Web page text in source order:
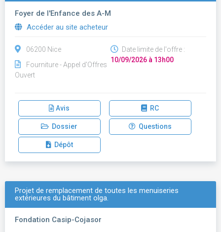
Foyer de l'Enfance des A-M
Accéder au site acheteur
06200 Nice
Fourniture - Appel d'Offres
Ouvert
Date limite de l'offre :
10/09/2026 à 13h00
Avis RC
Dossier Questions
Dépôt
Projet de remplacement de toutes les menuiseries
extérieures du bâtiment olga.
Fondation Casip-Cojasor